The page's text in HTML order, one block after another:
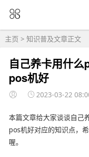
主页 > 知识普及文章正文
自己养卡用什
pos机好
2023-03-22
本篇文章给大家谈谈自己
pos机好对应的知识点，
喔。